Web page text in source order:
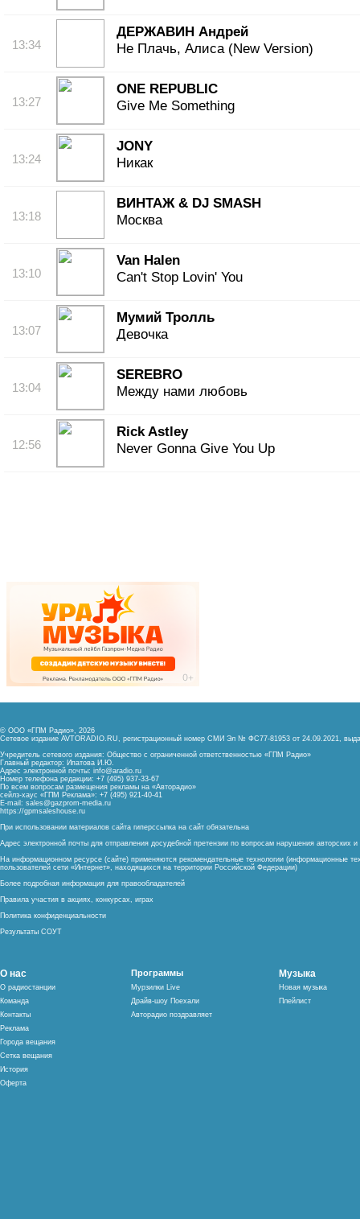
13:34
ДЕРЖАВИН Андрей
Не Плачь, Алиса (New Version)
13:27
ONE REPUBLIC
Give Me Something
13:24
JONY
Никак
13:18
ВИНТАЖ & DJ SMASH
Москва
13:10
Van Halen
Can't Stop Lovin' You
13:07
Мумий Тролль
Девочка
13:04
SEREBRO
Между нами любовь
12:56
Rick Astley
Never Gonna Give You Up
© ООО «ГПМ Радио», 2026
Сетевое издание AVTORADIO.RU, регистрационный номер СМИ Эл № ФС77-81953 от 24.09.2021,
Учредитель сетевого издания: Общество с ограниченной ответственностью «ГПМ Радио»
Главный редактор: Ипатова И.Ю.
Адрес электронной почты: info@aradio.ru
Номер телефона редакции: +7 (495) 937-33-67
По всем вопросам размещения рекламы на «Авторадио»
сейлз-хаус «ГПМ Реклама»: +7 (495) 921-40-41
E-mail: sales@gazprom-media.ru
https://gpmsaleshouse.ru
При использовании материалов сайта гиперссылка на сайт обязательна
Адрес электронной почты для отправления досудебной претензии по вопросам нарушения авторских
На информационном ресурсе (сайте) применяются рекомендательные технологии (информационные
пользователей сети «Интернет», находящихся на территории Российской Федерации)
Более подробная информация для правообладателей
Правила участия в акциях, конкурсах, играх
Политика конфиденциальности
Результаты СОУТ
О нас
О радиостанции
Команда
Контакты
Реклама
Города вещания
Сетка вещания
История
Оферта
Программы
Мурзилки Live
Драйв-шоу Поехали
Авторадио поздравляет
Музыка
Новая музыка
Плейлист